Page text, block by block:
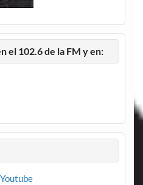
el 102.6 de la FM y en: